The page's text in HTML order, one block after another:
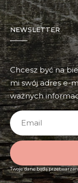
NEWSLETTER
Chcesz być na
mi swój adres e-
ważnych
Twoje dane będą